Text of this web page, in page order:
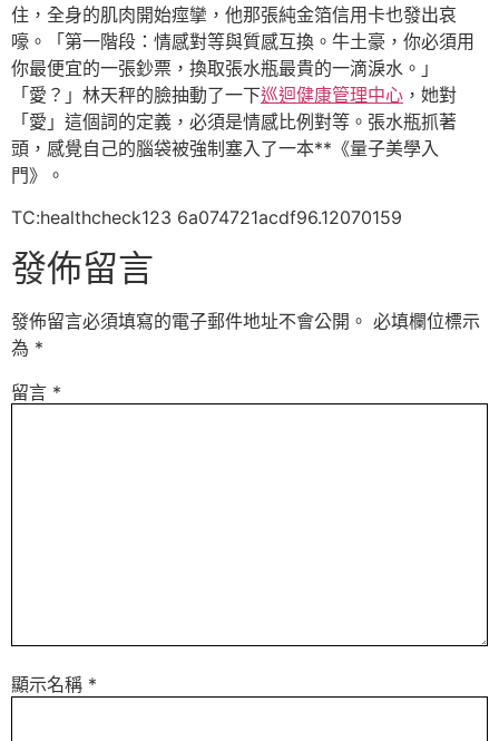
住，全身的肌肉開始痙攣，他那張純金箔信用卡也發出哀
嚎。「第一階段：情感對等與質感互換。牛土豪，你必須用
你最便宜的一張鈔票，換取張水瓶最貴的一滴淚水。」
「愛？」林天秤的臉抽動了一下巡迴健康管理中心 ，她對
「愛」這個詞的定義，必須是情感比例對等。張水瓶抓著
頭，感覺自己的腦袋被強制塞入了一本**《量子美學入
門》。
TC:healthcheck123 6a074721acdf96.12070159
發佈留言
發佈留言必須填寫的電子郵件地址不會公開。 必填欄位標示
為 *
留言 *
顯示名稱 *